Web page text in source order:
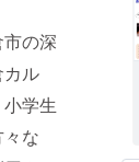
の深
ル
学生
な